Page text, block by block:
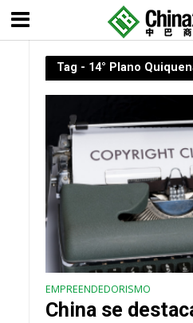
Tag - 14° Plano
EMPREENDEDORISMO
China se